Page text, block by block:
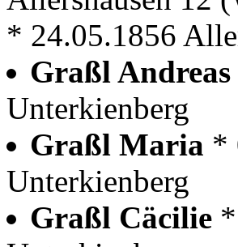
* 24.05.1856
Graßl Andreas
Unterkienberg
Graßl Maria *
Unterkienberg
Graßl Cäcilie